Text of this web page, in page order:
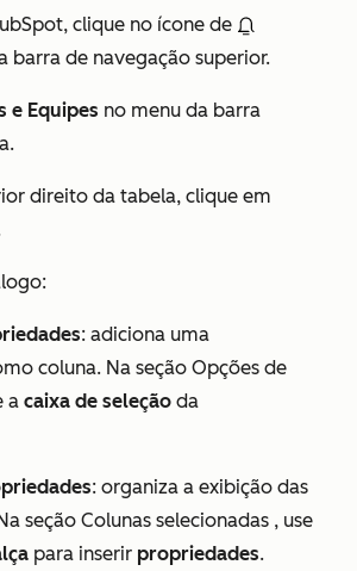
clique no ícone de
barra de navegação superior.
e Equipes no menu da barra
direito da tabela, clique em
: adiciona uma
coluna. Na seção Opções de
a caixa de seleção da
: organiza a exibição das
seção Colunas selecionadas , use
para inserir propriedades.